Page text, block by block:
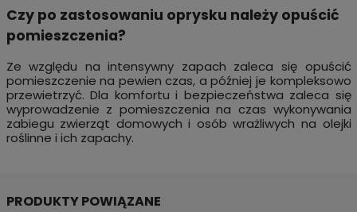
Czy po zastosowaniu oprysku należy opuścić
pomieszczenia?
Ze względu na intensywny zapach zaleca się opuścić
pomieszczenie na pewien czas, a później je kompleksowo
przewietrzyć. Dla komfortu i bezpieczeństwa zaleca się
wyprowadzenie z pomieszczenia na czas wykonywania
zabiegu zwierząt domowych i osób wrażliwych na olejki
roślinne i ich zapachy.
PRODUKTY POWIĄZANE